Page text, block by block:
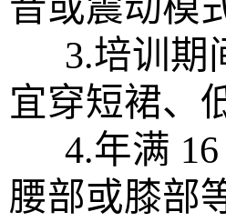
3.培训期
宜穿短裙、
4.年满 16
腰部或膝部